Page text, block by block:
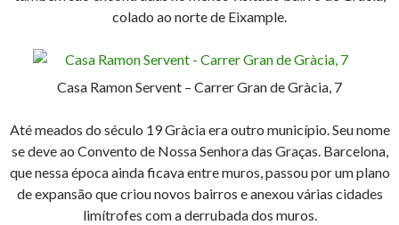
colado ao norte de Eixample.
Casa Ramon Servent – Carrer Gran de Gràcia, 7
Até meados do século 19 Gràcia era outro município. Seu nome
se deve ao Convento de Nossa Senhora das Graças. Barcelona,
que nessa época ainda ficava entre muros, passou por um plano
de expansão que criou novos bairros e anexou várias cidades
limítrofes com a derrubada dos muros.